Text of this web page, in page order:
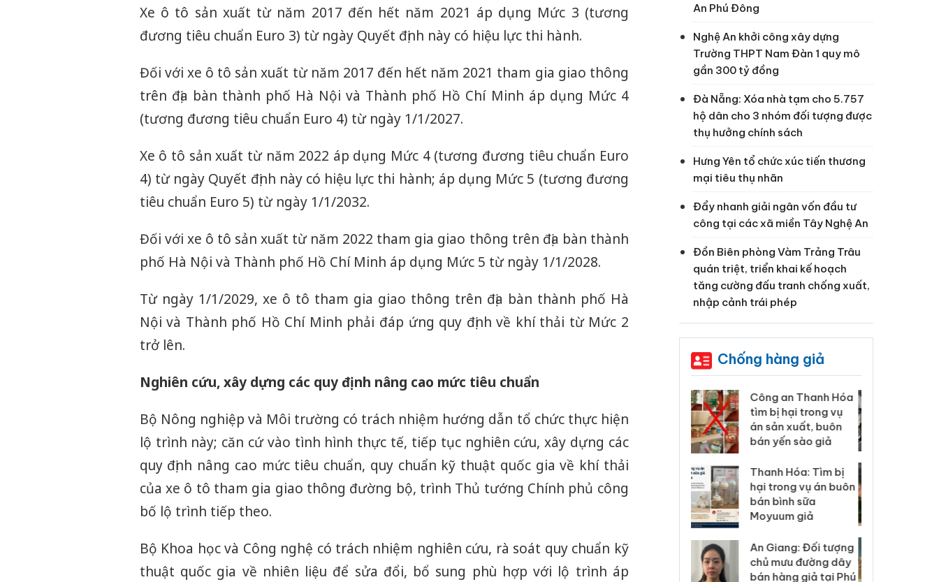
Xe ô tô sản xuất từ năm 2017 đến hết năm 2021 áp dụng Mức 3 (tương
đương tiêu chuẩn Euro 3) từ ngày Quyết định này có hiệu lực thi hành.
Đối với xe ô tô sản xuất từ năm 2017 đến hết năm 2021 tham gia giao thông
trên địa bàn thành phố Hà Nội và Thành phố Hồ Chí Minh áp dụng Mức 4
(tương đương tiêu chuẩn Euro 4) từ ngày 1/1/2027.
Xe ô tô sản xuất từ năm 2022 áp dụng Mức 4 (tương đương tiêu chuẩn Euro
4) từ ngày Quyết định này có hiệu lực thi hành; áp dụng Mức 5 (tương đương
tiêu chuẩn Euro 5) từ ngày 1/1/2032.
Đối với xe ô tô sản xuất từ năm 2022 tham gia giao thông trên địa bàn thành
phố Hà Nội và Thành phố Hồ Chí Minh áp dụng Mức 5 từ ngày 1/1/2028.
Từ ngày 1/1/2029, xe ô tô tham gia giao thông trên địa bàn thành phố Hà
Nội và Thành phố Hồ Chí Minh phải đáp ứng quy định về khí thải từ Mức 2
trở lên.
Nghiên cứu, xây dựng các quy định nâng cao mức tiêu chuẩn
Bộ Nông nghiệp và Môi trường có trách nhiệm hướng dẫn tổ chức thực hiện
lộ trình này; căn cứ vào tình hình thực tế, tiếp tục nghiên cứu, xây dựng các
quy định nâng cao mức tiêu chuẩn, quy chuẩn kỹ thuật quốc gia về khí thải
của xe ô tô tham gia giao thông đường bộ, trình Thủ tướng Chính phủ công
bố lộ trình tiếp theo.
Bộ Khoa học và Công nghệ có trách nhiệm nghiên cứu, rà soát quy chuẩn kỹ
thuật quốc gia về nhiên liệu để sửa đổi, bổ sung phù hợp với lộ trình áp
An Phú Đông
Nghệ An khởi công xây dựng
Trường THPT Nam Đàn 1 quy mô
gần 300 tỷ đồng
Đà Nẵng: Xóa nhà tạm cho 5.757
hộ dân cho 3 nhóm đối tượng được
thụ hưởng chính sách
Hưng Yên tổ chức xúc tiến thương
mại tiêu thụ nhãn
Đẩy nhanh giải ngân vốn đầu tư
công tại các xã miền Tây Nghệ An
Đồn Biên phòng Vàm Trảng Trâu
quán triệt, triển khai kế hoạch
tăng cường đấu tranh chống xuất,
nhập cảnh trái phép
Chống hàng giả
tìm bị hại trong vụ
án sản xuất, buôn
bán yến sào giả
Thanh Hóa: Tìm bị
hại trong vụ án buôn
An Giang: Đối tượng
bán hàng giả tại Phú
Lào Cai xử lý 83 vụ vi
phạm thương mại
trong tháng 7
Hưng Yên: Xử lý 6 hộ
kinh doanh bán hàng
giả mạo nhãn hiệu
Adidas, Nike
Cà Mau: Tiêu hủy
công khai hàng ngàn
sản phẩm nhập lậu,